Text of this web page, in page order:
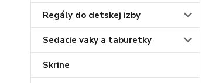
Regály do detskej izby
Sedacie vaky a taburetky
Skrine